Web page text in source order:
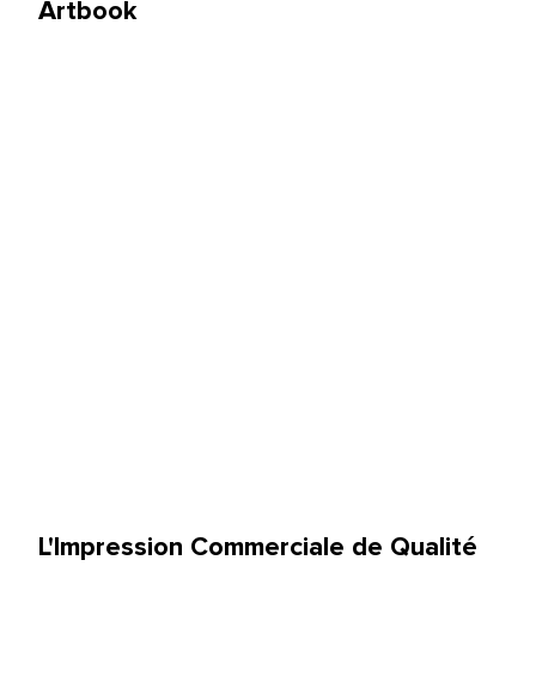
Artbook
L'Impression Commerciale de Qualité